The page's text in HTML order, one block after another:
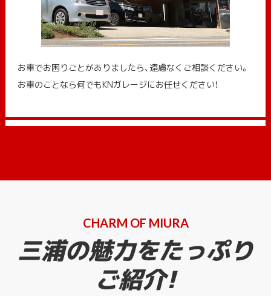
お車でお困りごとがありましたら、遠慮なくご相談ください。
お車のことなら何でもKNガレージにお任せください！
CHARM OF MIURA
三浦の魅力をたっぷり
ご紹介!